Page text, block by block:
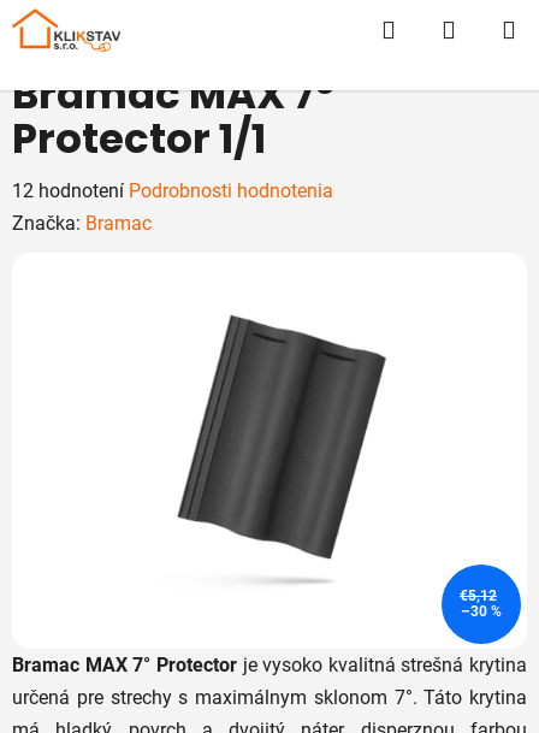
Prejsť
Hľadať
Bramac MAX 7° Protectorje vysoko kvalitná strešná krytina
určená pre strechy s maximálnym sklonom 7°. Táto krytina
Bramac MAX 7°
Protector 1/1
Priemerné
hodnotenie
12 hodnotení Podrobnosti hodnotenia
Značka: Bramac
€5,12
–30 %